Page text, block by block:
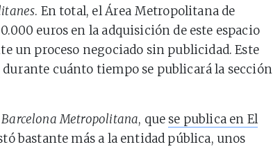
. En total, el Área Metropolitana de
euros en la adquisición de este espacio
un proceso negociado sin publicidad. Este
durante cuánto tiempo se publicará la sección
Barcelona Metropolitana, que se publica en El
bastante más a la entidad pública, unos